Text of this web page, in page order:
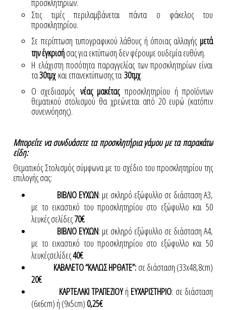
προσκλητηρίων.
Στις τιμές περιλαμβάνεται πάντα ο φάκελος του
προσκλητηρίου.
Σε περίπτωση τυπογραφικού λάθους ή όποιας αλλαγής μετά
την έγκρισήσας για εκτύπωση δεν φέρουμε ουδεμία ευθύνη.
Η ελάχιστη ποσότητα παραγγελίας των προσκλητηρίων είναι
τα30τμχ και επανεκτύπωσης τα30τμχ.
Ο σχεδιασμός νέας μακέταςπροσκλητηρίου ή προϊόντων
θεματικού στολισμού θα χρεώνεται από 20 ευρώ (κατόπιν
συνεννόησης).
Μπορείτε να συνδυάσετε τα προσκλητήρια γάμου με τα παρακάτω
είδη:
Θεματικός Στολισμός σύμφωνα με το σχέδιο του προσκλητηρίου της
επιλογής σας:
ΒΙΒΛΙΟ ΕΥΧΩΝ: με σκληρό εξώφυλλο σε διάσταση Α3,
με το εικαστικό του προσκλητηρίου στο εξώφυλλο και 50
λευκές σελίδες70€
ΒΙΒΛΙΟ ΕΥΧΩΝ: με σκληρό εξώφυλλο σε διάσταση Α4,
με το εικαστικό του προσκλητηρίου στο εξώφυλλο και 50
λευκέςσελίδες40€
ΚΑΒΑΛΕΤΟ “ΚΑΛΩΣ ΗΡΘΑΤΕ”: σε διάσταση (33x48,8cm)
20€
ΚΑΡΤΕΛΑΚΙ ΤΡΑΠΕΖΙΟΥή ΕΥΧΑΡΙΣΤΗΡΙΟ: σε διάσταση
(6x6cm) ή (9x5cm) 0,25€